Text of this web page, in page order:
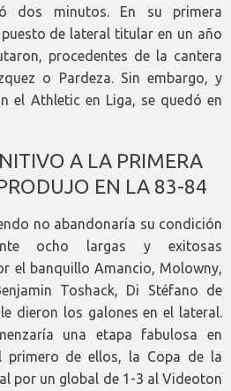
dos minutos. En su primera
de lateral titular en un año
procedentes de la cantera
o Pardeza. Sin embargo, y
el Athletic en Liga, se quedó en
A LA PRIMERA
EN LA 83-84
no abandonaría su condición
ocho largas y exitosas
el banquillo Amancio, Molowny,
Toshack, Di Stéfano de
dieron los galones en el lateral.
una etapa fabulosa en
de ellos, la Copa de la
por un global de 1-3 al Videoton